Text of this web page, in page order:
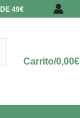
49€
Carrito/0,00€